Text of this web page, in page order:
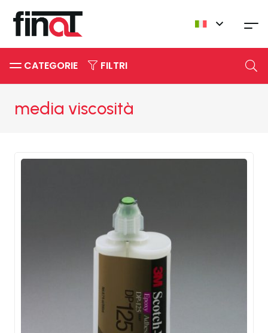
CATEGORIE FILTRI
media viscosità